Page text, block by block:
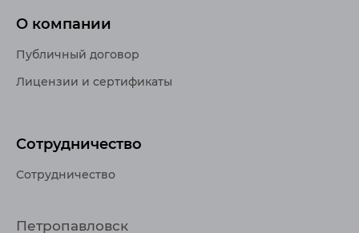
О компании
Публичный договор
Лицензии и сертификаты
Сотрудничество
Сотрудничество
Петропавловск